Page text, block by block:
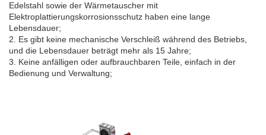
Edelstahl sowie der Wärmetauscher mit
Elektroplattierungskorrosionsschutz haben eine lange
Lebensdauer;
2. Es gibt keine mechanische Verschleiß während des Betriebs,
und die Lebensdauer beträgt mehr als 15 Jahre;
3. Keine anfälligen oder aufbrauchbaren Teile, einfach in der
Bedienung und Verwaltung;